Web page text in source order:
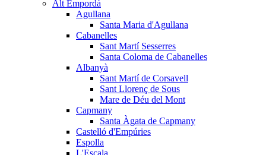
Alt Empordà
Agullana
Santa Maria d'Agullana
Cabanelles
Sant Martí Sesserres
Santa Coloma de Cabanelles
Albanyà
Sant Martí de Corsavell
Sant Llorenç de Sous
Mare de Déu del Mont
Capmany
Santa Àgata de Capmany
Castelló d'Empúries
Espolla
L'Escala